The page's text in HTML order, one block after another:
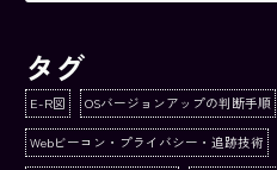
タグ
E-R図 OSバージョンアップの判断手順
Webビーコン・プライバシー・追跡技術